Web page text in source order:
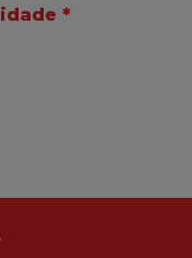
*